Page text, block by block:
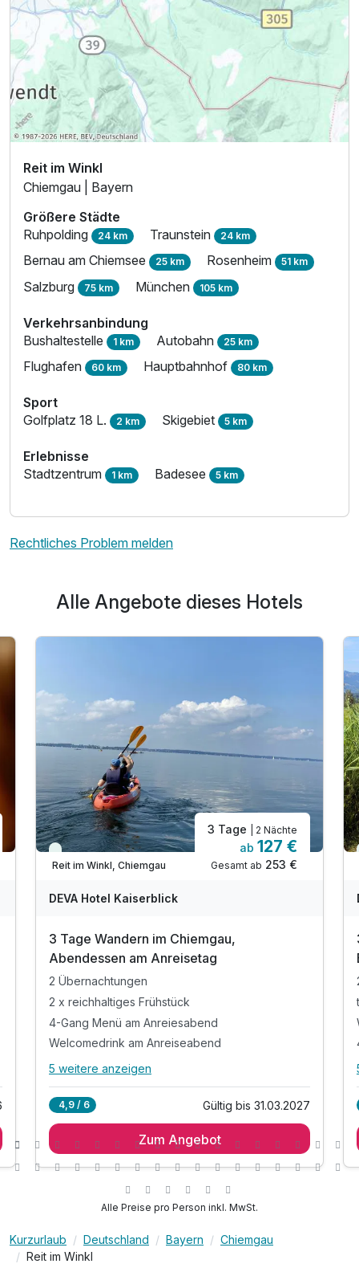
Reit im Winkl
Chiemgau | Bayern
Größere Städte
Ruhpolding 24 km Traunstein 24 km
Bernau am Chiemsee 25 km Rosenheim 51 km
Salzburg 75 km München 105 km
Verkehrsanbindung
Bushaltestelle 1 km Autobahn 25 km
Flughafen 60 km Hauptbahnhof 80 km
Sport
Golfplatz 18 L. 2 km Skigebiet 5 km
Erlebnisse
Stadtzentrum 1 km Badesee 5 km
Rechtliches Problem melden
Alle Angebote dieses Hotels
Viele Termine frei
Reit im Winkl, Chiemgau
3 Tage | 2 Nächte
ab 127 €
Gesamt ab 253 €
DEVA Hotel Kaiserblick
3 Tage Wandern im Chiemgau,
Abendessen am Anreisetag
2 Übernachtungen
2 x reichhaltiges Frühstück
4-Gang Menü am Anreiesabend
Welcomedrink am Anreiseabend
Alle Inklusivleistungen
2 x reichhaltiges Frühstück
4-Gang Menü am Anreiesabend
pro Person 1 x Kaiserschmarrn Essen
inkl. Nutzung der Sauna im Hotel
inkl. WLAN
5 weitere anzeigen
4,9 / 6 Gültig bis 31.03.2027
Zum Angebot
Alle Preise pro Person inkl. MwSt.
Kurzurlaub Deutschland Bayern
Chiemgau
Reit im Winkl